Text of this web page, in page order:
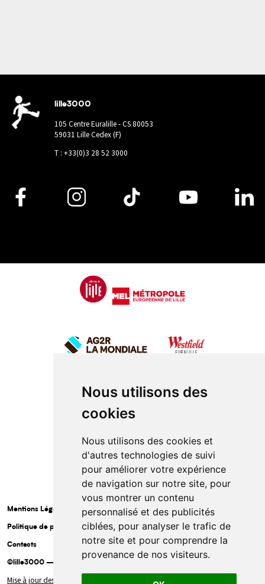
Nous utilisons des
cookies
Nous utilisons des cookies et
d'autres technologies de suivi
pour améliorer votre expérience
de navigation sur notre site, pour
vous montrer un contenu
personnalisé et des publicités
ciblées, pour analyser le trafic de
notre site et pour comprendre la
provenance de nos visiteurs.
lille3000
105 Centre Euralille - CS 80053
59031 Lille Cedex (F)
T : +33(0)3 28 52 3000
Mentions Légales
Politique de protection des données à caractère personnel
Contacts
©lille3000 — 2025
Mise à jour des cookies